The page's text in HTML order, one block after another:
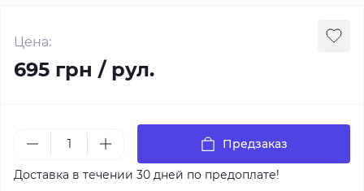
Цена:
695 грн / рул.
Предзаказ
Доставка в течении 30 дней по предоплате!